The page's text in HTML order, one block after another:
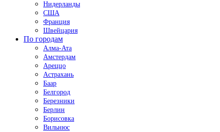
Нидерланды
США
Франция
Швейцария
По городам
Алма-Ата
Амстердам
Ареццо
Астрахань
Баар
Белгород
Березники
Берлин
Борисовка
Вильнюс